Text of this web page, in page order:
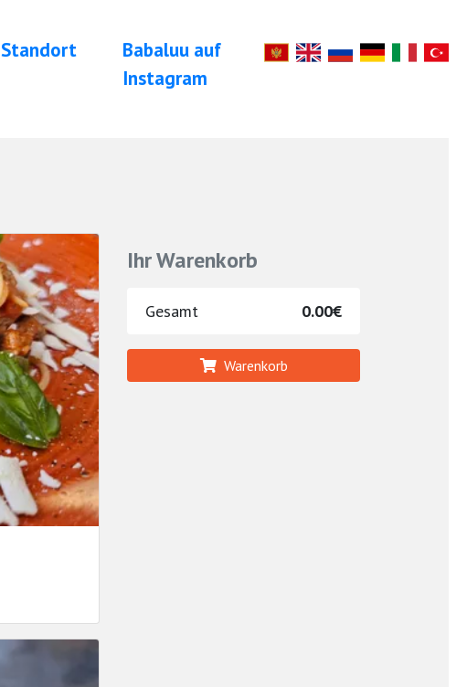
Standort
Babaluu auf
Instagram
Ihr Warenkorb
Gesamt 0.00€
Warenkorb